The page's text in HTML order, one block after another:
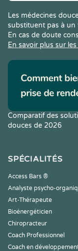
Les médecines
substituent pas à un
En cas de doute
En savoir plus sur
Comparatif des
douces de 2026
SPÉCIALITÉS
Access Bars ®
Analyste psycho-
Art-Thérapeute
Bioénergéticien
Chiropracteur
Coach Professionnel
Coach en